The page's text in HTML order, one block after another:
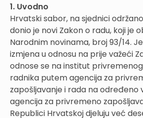
1. Uvodno
Hrvatski sabor, na sjednici
donio je novi Zakon o radu, koji je
Narodnim novinama, broj 93/14.
izmjena u odnosu na prije važeći
odnose se na institut
radnika putem agencija za
zapošljavanje i rada na određeno
agencija za privremeno
Republici Hrvatskoj djeluju već